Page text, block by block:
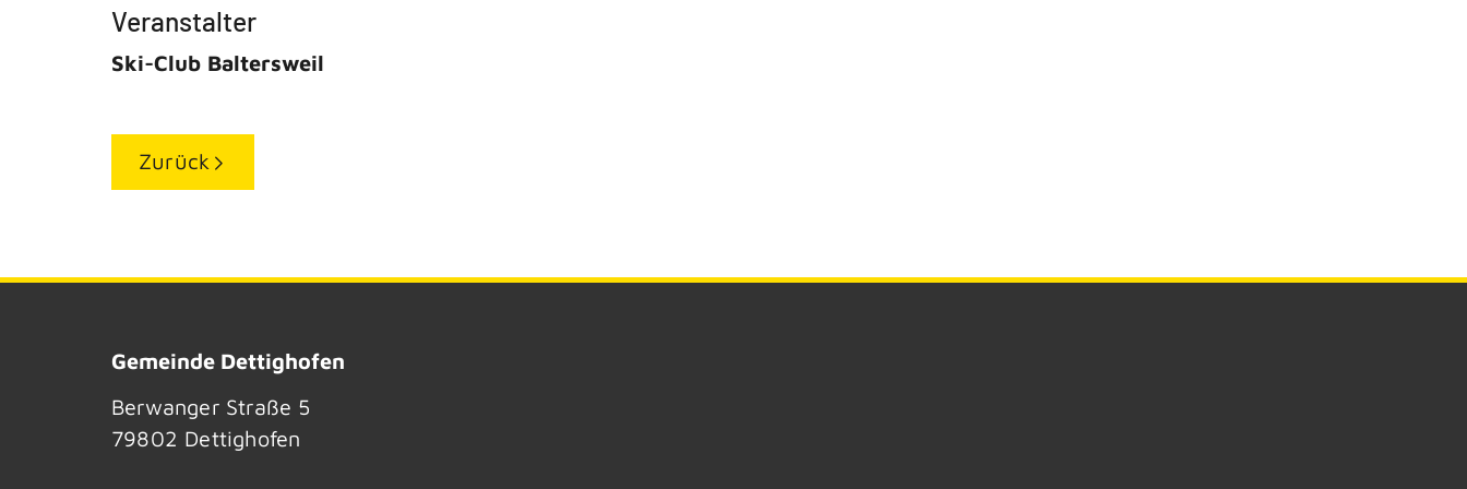
Veranstalter
Ski-Club Baltersweil
Zurück
Gemeinde Dettighofen
Berwanger Straße 5
79802 Dettighofen